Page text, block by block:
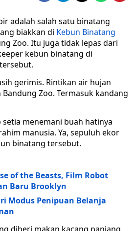
adalah salah satu binatang
biakkan di Kebun Binatang
Zoo. Itu juga tidak lepas dari
kebun binatang di
gerimis. Rintikan air hujan
Zoo. Termasuk kandang
menemani buah hatinya
manusia. Ya, sepuluh ekor
binatang tersebut.
of the Beasts, Film Robot
Baru Brooklyn
Modus Penipuan Belanja